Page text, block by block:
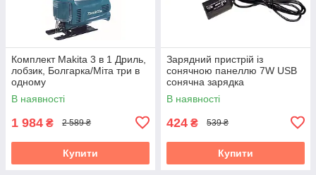
Комплект Makita 3 в 1 Дриль,
лобзик, Болгарка/Міта три в
одному
В наявності
1 984 ₴ 2 589 ₴
Купити
Зарядний пристрій із
сонячною панеллю 7W USB
сонячна зарядка
В наявності
424 ₴ 539 ₴
Купити